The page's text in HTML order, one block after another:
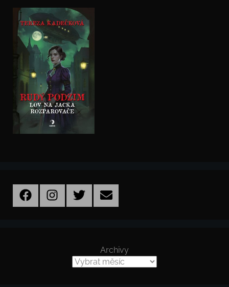
FacebookInstagramTwitter Email
Archivy